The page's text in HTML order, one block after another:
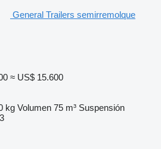
General Trailers semirremolque
≈ US$ 15.600
kg Volumen 75 m³ Suspensión
3